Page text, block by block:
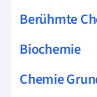
Berühmte
Biochemie
Chemie